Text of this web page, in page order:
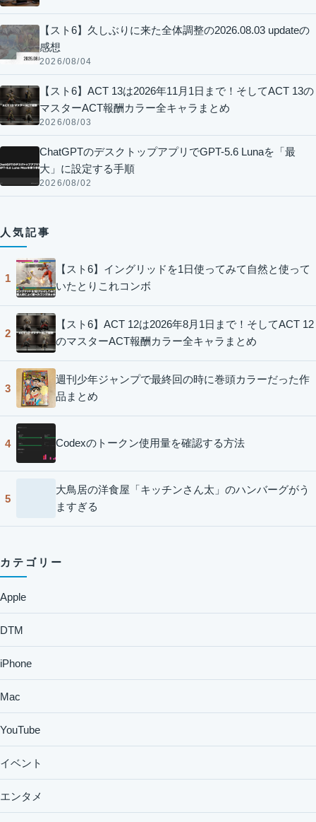
【スト6】久しぶりに来た全体調整の2026.08.03 updateの
感想
2026/08/04
【スト6】ACT 13は2026年11月1日まで！そしてACT 13の
マスターACT報酬カラー全キャラまとめ
2026/08/03
ChatGPTのデスクトップアプリでGPT-5.6 Lunaを「最
大」に設定する手順
2026/08/02
人気記事
1
【スト6】イングリッドを1日使ってみて自然と使って
いたとりこれコンボ
2
【スト6】ACT 12は2026年8月1日まで！そしてACT 12
のマスターACT報酬カラー全キャラまとめ
3
週刊少年ジャンプで最終回の時に巻頭カラーだった作
品まとめ
4 Codexのトークン使用量を確認する方法
5
大鳥居の洋食屋「キッチンさん太」のハンバーグがう
ますぎる
カテゴリー
Apple
DTM
iPhone
Mac
YouTube
イベント
エンタメ